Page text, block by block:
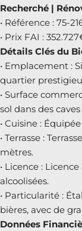
Recherché |
• Référence : 75-
• Prix FAI :
Détails Clés du
• Emplacement :
quartier
• Surface
sol dans des
• Cuisine :
• Terrasse :
mètres.
• Licence :
alcoolisées.
• Particularité :
bières, avec de
Données